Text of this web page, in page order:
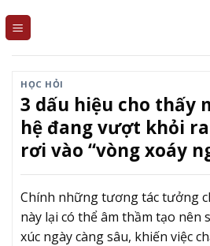
HỌC HỎI
3 dấu hiệu cho thấy
hệ đang vượt khỏi
rơi vào “vòng xoáy
Chính những tương tác tưởng
này lại có thể âm thầm tạo nên
xúc ngày càng sâu, khiến việc